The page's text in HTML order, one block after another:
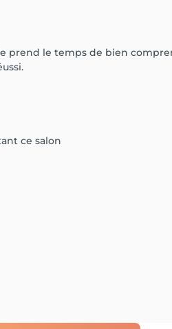
prend le temps de bien
ce salon